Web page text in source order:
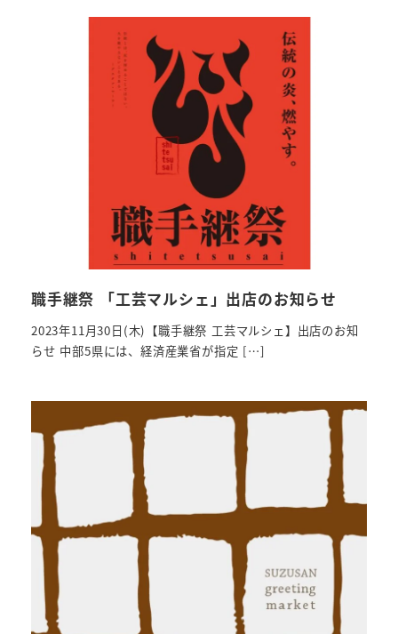
職手継祭 「工芸マルシェ」出店のお知らせ
2023年11月30日(木)【職手継祭 工芸マルシェ】出店のお知
らせ 中部5県には、経済産業省が指定 […]